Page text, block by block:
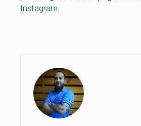
Instagram.